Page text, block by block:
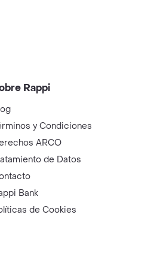
Rappi
y Condiciones
ARCO
de Datos
Bank
de Cookies